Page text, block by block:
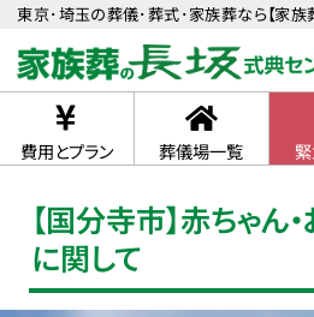
東京･埼玉の葬儀･葬式･家族葬なら【家族
費用とプラン 葬儀場一覧
【国分寺市】赤ちゃん
に関して